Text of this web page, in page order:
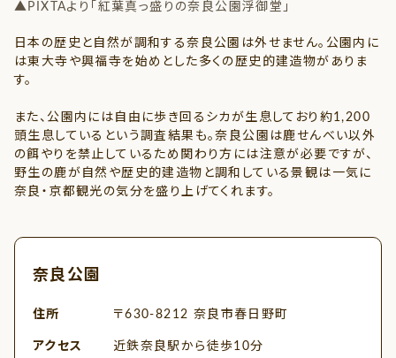
▲PIXTAより「紅葉真っ盛りの奈良公園浮御堂」
日本の歴史と自然が調和する奈良公園は外せません。公園内に
は東大寺や興福寺を始めとした多くの歴史的建造物がありま
す。
また、公園内には自由に歩き回るシカが生息しており約1,200
頭生息しているという調査結果も。奈良公園は鹿せんべい以外
の餌やりを禁止しているため関わり方には注意が必要ですが、
野生の鹿が自然や歴史的建造物と調和している景観は一気に
奈良・京都観光の気分を盛り上げてくれます。
奈良公園
住所 〒630-8212 奈良市春日野町
アクセス
近鉄奈良駅から徒歩10分